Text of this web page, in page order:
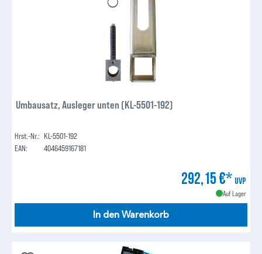
Umbausatz, Ausleger unten (KL-5501-192)
Hrst.-Nr.: KL-5501-192
EAN:
4046459167181
292,15 €* UVP
Auf Lager
In den Warenkorb